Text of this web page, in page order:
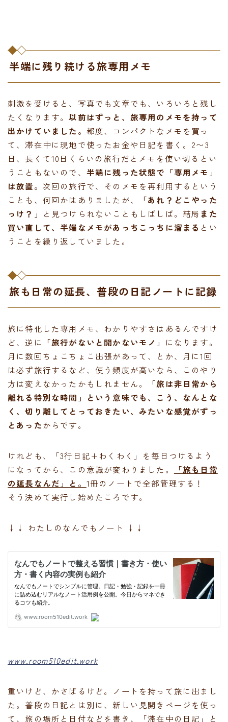
半端に残り続ける旅専用メモ
刺激を受けると、写真でも文章でも、いろいろと残し
たくなります。以前はずっと、旅専用のメモを持って
出かけていました。 都度、コンパクトなメモを買っ
て、滞在中に現地で使ったお金や日記を書く。2〜3
日、長くて10日くらいの旅行だとメモを使い切るとい
うこともないので、 半端に残った状態で「専用メモ」
は放置。 次回の旅行で、そのメモを再利用するという
ことも、何回かはありましたが、
「あれ？どこやった
っけ？」
と見つけられないこともしばしば。結局 また
買い直して、半端なメモがあっちこっちに溜まる とい
うことを繰り返していました。
旅も日常の延長、普段の日記ノートに記録
旅に特化した専用メモ、わかりやすさはあるんですけ
ど、逆に
「旅行がないと開かないモノ」
になります。
月に数回ちょこちょこ出張があって、とか、月に1回
は必ず旅行するなど、使う頻度が高いなら、このやり
方は変えなかったかもしれません。
「旅は非日常から
離れる特別な時間」という意味でも、こう、なんとな
く、切り離してとっておきたい、みたいな感覚がずっ
とあったからです。
けれども、「3行日記+わくわく」を毎日つけるよう
になってから、この意識が変わりました。
「旅も日常
の延長なんだ」と。 1冊のノートで全部管理する！
そう決めて実行し始めたころです。
↓↓ わたしのなんでもノート ↓↓
www.room510edit.work
重いけど、かさばるけど。ノートを持って旅に出まし
た。普段の日記とは別に、新しい見開きページを使っ
て、旅の場所と日付などを書き、「滞在中の日記」と